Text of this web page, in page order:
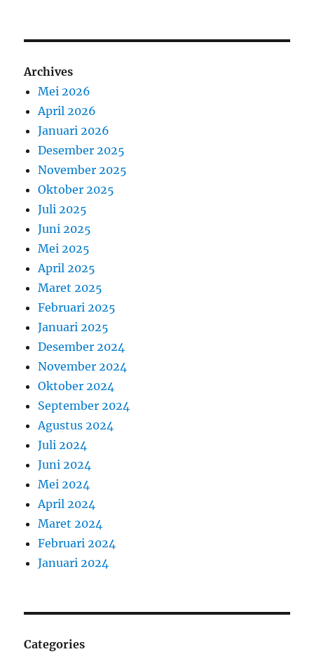
Archives
Mei 2026
April 2026
Januari 2026
Desember 2025
November 2025
Oktober 2025
Juli 2025
Juni 2025
Mei 2025
April 2025
Maret 2025
Februari 2025
Januari 2025
Desember 2024
November 2024
Oktober 2024
September 2024
Agustus 2024
Juli 2024
Juni 2024
Mei 2024
April 2024
Maret 2024
Februari 2024
Januari 2024
Categories